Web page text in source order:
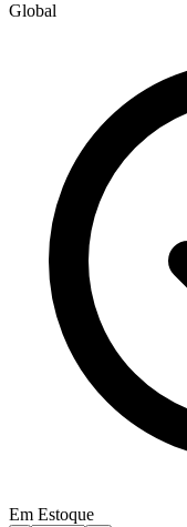
Global
Em Estoque